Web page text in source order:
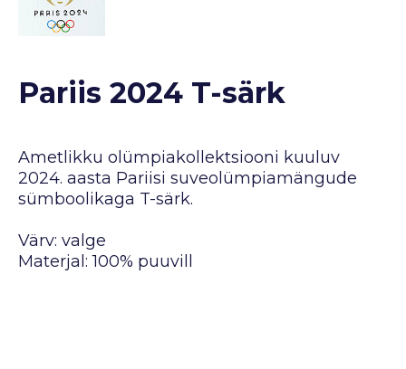
Pariis 2024 T-särk
Ametlikku olümpiakollektsiooni kuuluv
2024. aasta Pariisi suveolümpiamängude
sümboolikaga T-särk.
Värv: valge
Materjal: 100% puuvill